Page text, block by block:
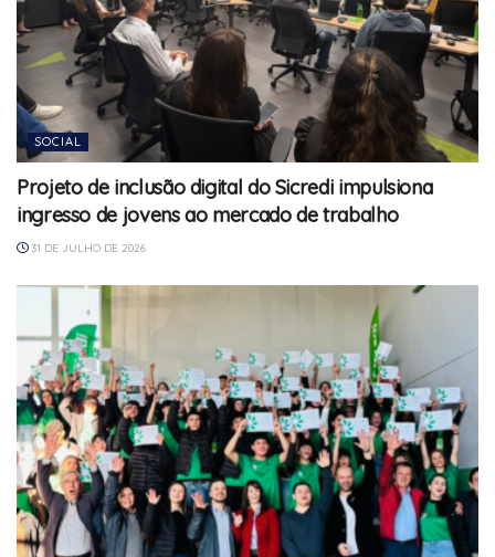
SOCIAL
Projeto de inclusão digital do Sicredi impulsiona
ingresso de jovens ao mercado de trabalho
31 DE JULHO DE 2026